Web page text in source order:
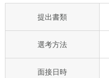
提出書類
選考方法
面接日時